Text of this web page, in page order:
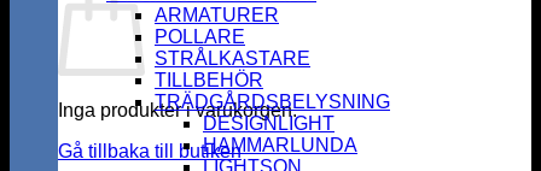
Inga produkter i varukorgen.
Gå tillbaka till butiken
ARMATURER
POLLARE
STRÅLKASTARE
TILLBEHÖR
TRÄDGÅRDSBELYSNING
DESIGNLIGHT
HAMMARLUNDA
LIGHTSON